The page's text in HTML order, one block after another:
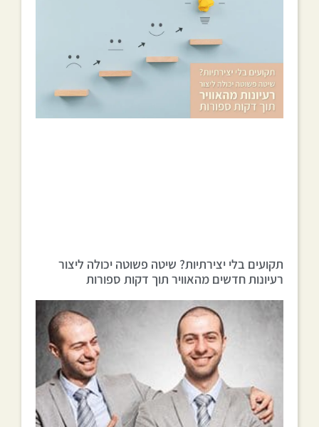
תקועים בלי יצירתיות? שיטה פשוטה יכולה ליצור
רעיונות חדשים מהאוויר תוך דקות ספורות